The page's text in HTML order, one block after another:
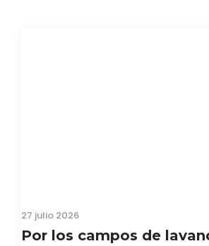
27 julio 2026
Por los campos de